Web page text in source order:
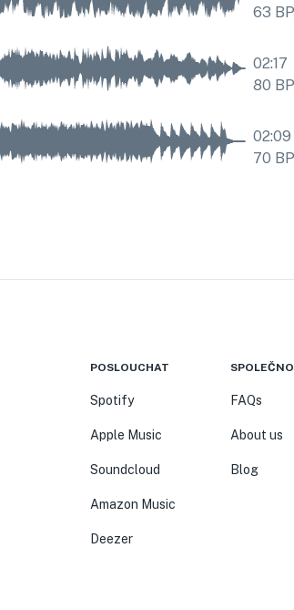
63
02:17
80
02:09
70
POSLOUCHAT
Spotify
Apple Music
Soundcloud
Amazon Music
Deezer
FAQs
About us
Blog